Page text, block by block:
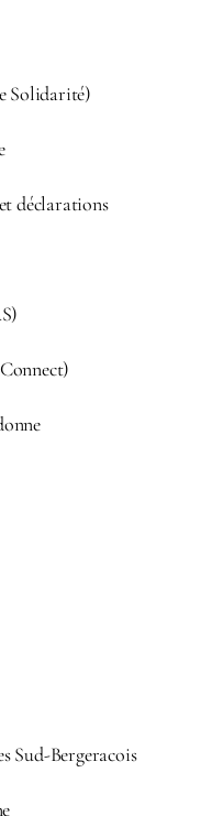
Solidarité)
déclarations
Sud-Bergeracois